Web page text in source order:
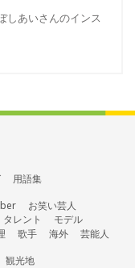
しあいさんのインス
用語集
お笑い芸人
タレント
モデル
歌手 海外
芸能人
観光地